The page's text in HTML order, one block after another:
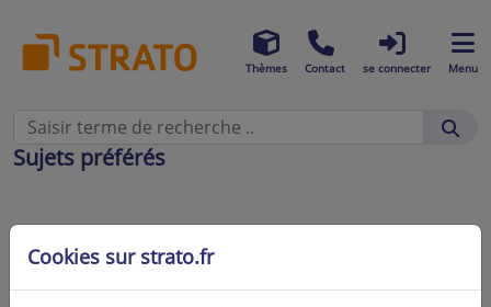
Thèmes Contact se connecter Menu
Sujets préférés
Cookies sur strato.fr